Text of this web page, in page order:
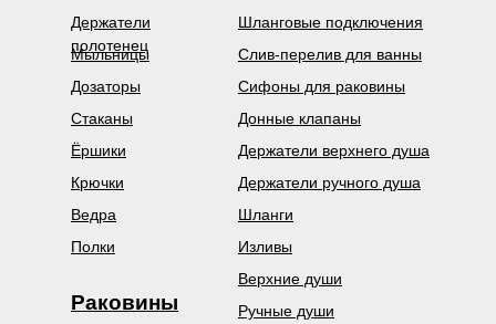
Держатели
полотенец
Мыльницы
Раковины
Шланговые подключения
Слив-перелив для ванны
Сифоны для раковины
Донные клапаны
Дозаторы
Держатели верхнего душа
Стаканы
Ёршики
Крючки
Ведра
Полки
Держатели ручного душа
Шланги
Изливы
Верхние души
Ручные души